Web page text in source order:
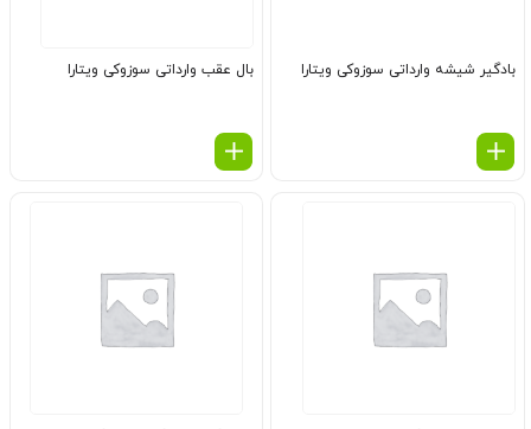
بادگیر شیشه وارداتی سوزوکی ویتارا بال عقب وارداتی سوزوکی ویتارا